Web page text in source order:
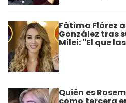
Fátima Flórez
González tras
Milei: "El que
Quién es